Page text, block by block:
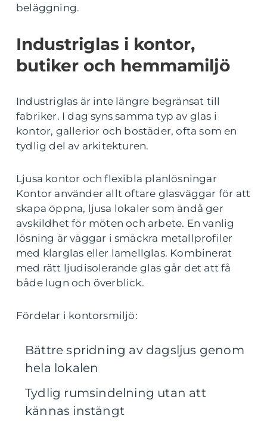
beläggning.
Industriglas i kontor,
butiker och hemmamiljö
Industriglas är inte längre begränsat till
fabriker. I dag syns samma typ av glas i
kontor, gallerior och bostäder, ofta som en
tydlig del av arkitekturen.
Ljusa kontor och flexibla planlösningar
Kontor använder allt oftare glasväggar för att
skapa öppna, ljusa lokaler som ändå ger
avskildhet för möten och arbete. En vanlig
lösning är väggar i smäckra metallprofiler
med klarglas eller lamellglas. Kombinerat
med rätt ljudisolerande glas går det att få
både lugn och överblick.
Fördelar i kontorsmiljö:
Bättre spridning av dagsljus genom
hela lokalen
Tydlig rumsindelning utan att
kännas instängt